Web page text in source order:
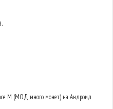
M (МОД много монет) на Андроид